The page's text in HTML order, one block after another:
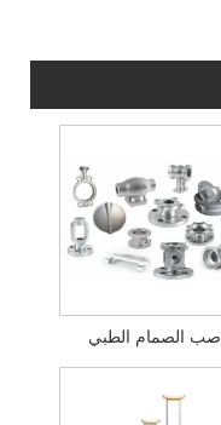
صب الصمام الطبي